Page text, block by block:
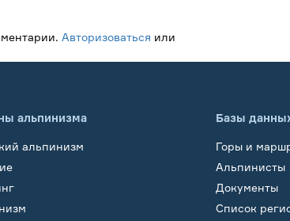
Авторизоваться или
альпинизма
альпинизм
Базы
Горы и
Альпинисты
Документы
Список